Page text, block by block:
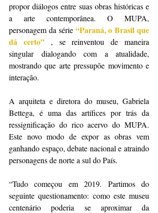
propor diálogos entre suas obras históricas e
a arte contemporânea. O MUPA,
personagem da série “Paraná, o Brasil que
dá certo”
, se reinventou de maneira
singular dialogando com a atualidade,
mostrando que arte pressupõe movimento e
interação.
A arquiteta e diretora do museu, Gabriela
Bettega, é uma das artífices por trás da
ressignificação do rico acervo do MUPA.
Este novo modo de expor as obras vem
ganhando espaço, debate nacional e atraindo
personagens de norte a sul do País.
“Tudo começou em 2019. Partimos do
seguinte questionamento: como este museu
centenário poderia se aproximar da